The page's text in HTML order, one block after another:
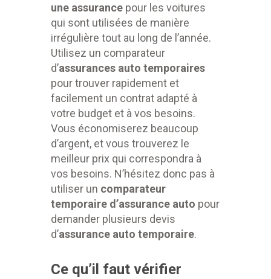
une assurance pour les voitures
qui sont utilisées de manière
irrégulière tout au long de l’année.
Utilisez un comparateur
d’assurances auto temporaires
pour trouver rapidement et
facilement un contrat adapté à
votre budget et à vos besoins.
Vous économiserez beaucoup
d’argent, et vous trouverez le
meilleur prix qui correspondra à
vos besoins. N’hésitez donc pas à
utiliser un comparateur
temporaire d’assurance auto pour
demander plusieurs devis
d’assurance auto temporaire.
Ce qu’il faut vérifier